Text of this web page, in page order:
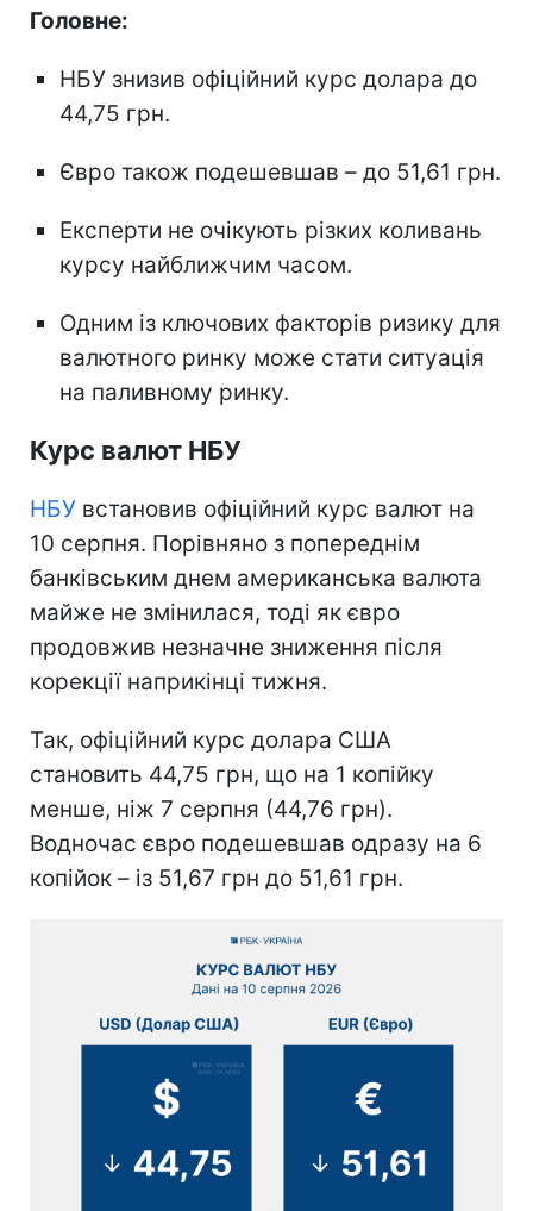
Головне:
НБУ знизив офіційний курс долара до
44,75 грн.
Євро також подешевшав – до 51,61 грн.
Експерти не очікують різких коливань
курсу найближчим часом.
Одним із ключових факторів ризику для
валютного ринку може стати ситуація
на паливному ринку.
Курс валют НБУ
НБУ встановив офіційний курс валют на
10 серпня. Порівняно з попереднім
банківським днем американська валюта
майже не змінилася, тоді як євро
продовжив незначне зниження після
корекції наприкінці тижня.
Так, офіційний курс долара США
становить 44,75 грн, що на 1 копійку
менше, ніж 7 серпня (44,76 грн).
Водночас євро подешевшав одразу на 6
копійок – із 51,67 грн до 51,61 грн.